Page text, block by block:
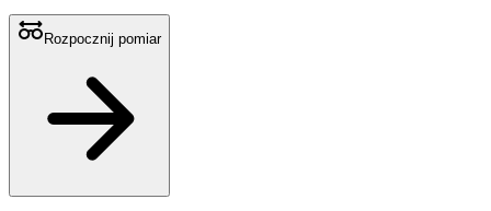
Rozpocznij pomiar